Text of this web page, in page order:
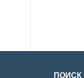
ПОИСК